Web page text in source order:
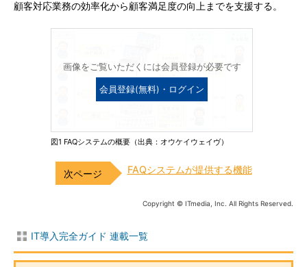
顧客対応業務の効率化から顧客満足度の向上までを支援する。
画像をご覧いただくには会員登録が必要です
会員登録(無料)・ログイン
図1 FAQシステムの概要（出典：オウケイウェイヴ）
FAQシステムが提供する機能
Copyright © ITmedia, Inc. All Rights Reserved.
IT導入完全ガイド 連載一覧